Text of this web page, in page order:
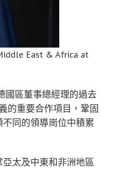
East & Africa at
國區董事總經理的過去
的重要合作項目，鞏固
同的領導崗位中積累
亞太及中東和非洲地區